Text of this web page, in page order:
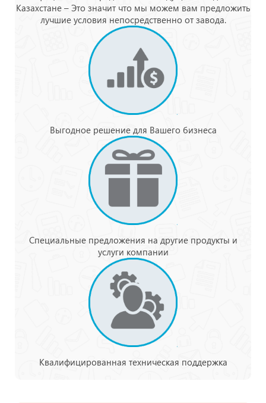
Казахстане – Это значит что мы можем вам предложить
лучшие условия непосредственно от завода.
Выгодное решение для Вашего бизнеса
Специальные предложения на другие продукты и
услуги компании
Квалифицированная техническая поддержка